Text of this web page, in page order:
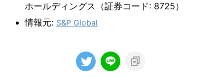
ホールディングス（証券コード: 8725）
情報元: S&P Global